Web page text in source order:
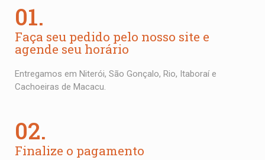
01.
Faça seu pedido pelo nosso site e
agende seu horário
Entregamos em Niterói, São Gonçalo, Rio, Itaboraí e
Cachoeiras de Macacu.
02.
Finalize o pagamento